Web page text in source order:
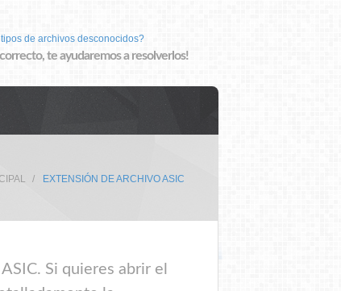
de archivos desconocidos?
correcto, te ayudaremos a resolverlos!
EXTENSIÓN DE ARCHIVO ASIC
Si quieres abrir el